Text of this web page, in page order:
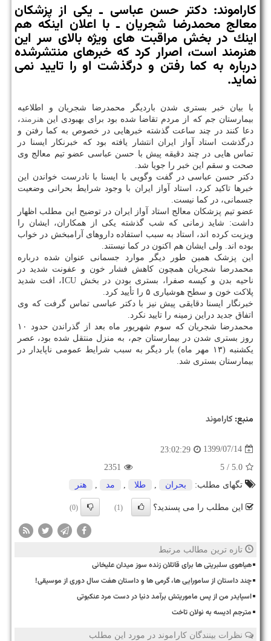
كاراموند: دكتر حسن عباسی ـ یكی از پزشكان
معالج محمدرضا شجریان ـ با اعلان اینكه هم
اینك در بخش مراقبت های ویژه بالای سر این
هنرمند است، اصرار كرد كه خبرهای منتشرشده
درباره به كما رفتن و درگذشت او را تایید نمی
نماید.
با بیان خبر بستری شدن باردیگر محمدرضا شجریان و اطلاعیه
بیمارستان جم که از مردم تقاضا شده بود برای بهبودی این هنرمند،
دعا کنند در چند ساعت گذشته خبرهایی در خصوص به کما رفتن و
درگذشت استاد آواز ایران انتشار یافته بود که خبرنکار ایسنا در
تماس هایی در چند دقیقه پیش با حسن عباسی عضو تیم معالج وی
صحت و سقم این خبر را جویا شد.
دکتر حسن عباسی در گفت وگویی با ایسنا با نادرست خواندن این
خبرها تاکید کرد، استاد آواز ایران با وجود شرایط بحرانی وضعیت
جسمانی، در کما نیست.
عضو تیم پزشکان معالج استاد آواز ایران در توضیح این مطلب اظهار
داشت: شاید زمانی که شب گذشته یکی از همکاران، ایشان را
ویزیت کرده اند، استاد به سبب استفاده داروهای آرامبخش در خواب
بوده اند. ولی ایشان هم اکنون در کما نیستند.
این پزشک همین طور دیگر موارد جسمانی عنوان شده درباره
محمدرضا شجریان همچون کاهش فشار خون و عفونت شدید در
ناحیه بدن و کیسه صفرا، بستری بودن در بخش ICU، افت شدید
پلاکت خون و سطح هوشیاری ۵ را تأیید کرد.
خبرنگار ایسنا دقایقی پیش نیز با دکتر عباسی تماس گرفت که وی
اتفاق جدید دراین زمینه را تایید نکرد.
محمدرضا شجریان که سوم شهریور ماه بعد از گذراندن حدود ۱۰
روز بستری شدن در بیمارستان جم، به منزل منتقل شده بود، عصر
یکشنبه (۱۳ مهر ماه) بار دیگر به سبب شرایط عمومی ناپایدار در
بیمارستان بستری شد.
منبع: كاراموند
1399/07/14
23:02:29
5.0
/ 5
2351
تگهای مطلب:
بحران , طلا , مد , هنر
این مطلب را می پسندید؟ (1)
(0)
تازه ترین مطالب مرتبط
هیاهوی سلبریتی ها برای قاتلان زنده سوز میدان علیخانی
چند داستان از سامورایی ها، گرمی ها و داستان هفت سال دوری از موسیقی!
اسپایدر من از پس ماموریتش برآمد دنیا در دست مرد عنکبوتی
مترجم ادیسه به نولان تاخت
نظرات بینندگان کاراموند در مورد این مطلب